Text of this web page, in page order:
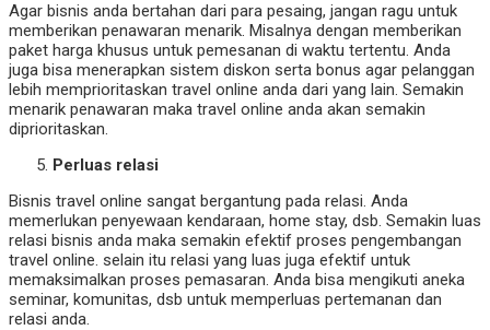
Agar bisnis anda bertahan dari para pesaing, jangan ragu untuk
memberikan penawaran menarik. Misalnya dengan memberikan
paket harga khusus untuk pemesanan di waktu tertentu. Anda
juga bisa menerapkan sistem diskon serta bonus agar pelanggan
lebih memprioritaskan travel online anda dari yang lain. Semakin
menarik penawaran maka travel online anda akan semakin
diprioritaskan.
Perluas relasi
Bisnis travel online sangat bergantung pada relasi. Anda
memerlukan penyewaan kendaraan, home stay, dsb. Semakin luas
relasi bisnis anda maka semakin efektif proses pengembangan
travel online. selain itu relasi yang luas juga efektif untuk
memaksimalkan proses pemasaran. Anda bisa mengikuti aneka
seminar, komunitas, dsb untuk memperluas pertemanan dan
relasi anda.